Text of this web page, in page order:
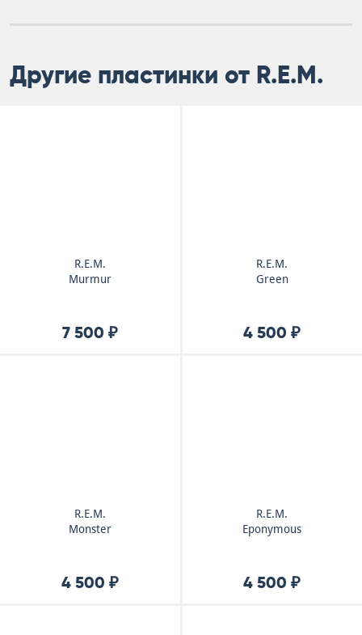
Другие пластинки от R.E.M.
R.E.M.
Murmur
7 500 ₽
R.E.M.
Green
4 500 ₽
R.E.M.
Monster
4 500 ₽
R.E.M.
Eponymous
4 500 ₽